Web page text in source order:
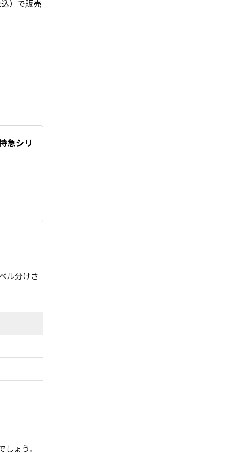
）で販売
急シリ
ル分けさ
ょう。